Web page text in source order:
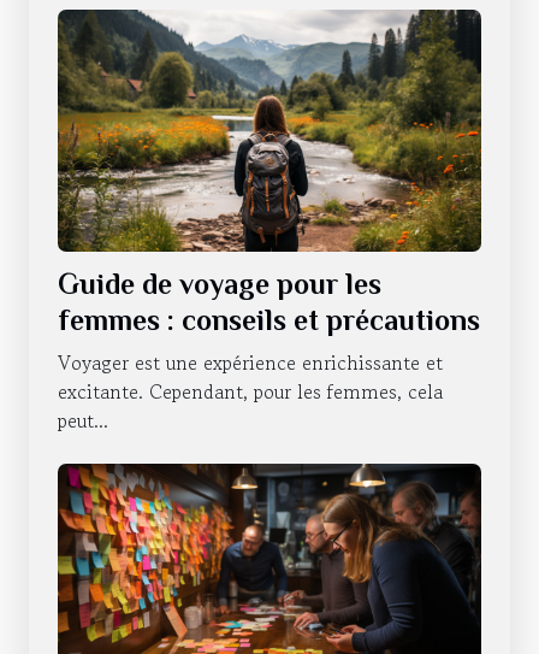
Guide de voyage pour les
femmes : conseils et précautions
Voyager est une expérience enrichissante et
excitante. Cependant, pour les femmes, cela
peut...